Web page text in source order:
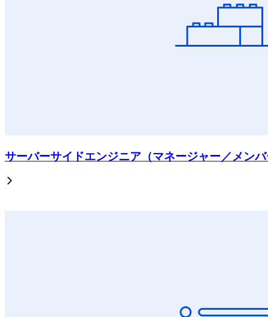
サーバーサイドエンジニア（マネージャー／メン